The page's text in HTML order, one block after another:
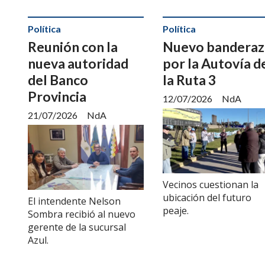
Reunión con la
nueva autoridad
del Banco
Provincia
NdA
Política
21/07/2026
El intendente Nelson
Sombra recibió al nuevo
gerente de la sucursal
Azul.
Nuevo
por la Autovía
la Ruta 3
NdA
Política
12/07/2026
Vecinos cuestionan la
ubicación del futuro
peaje.